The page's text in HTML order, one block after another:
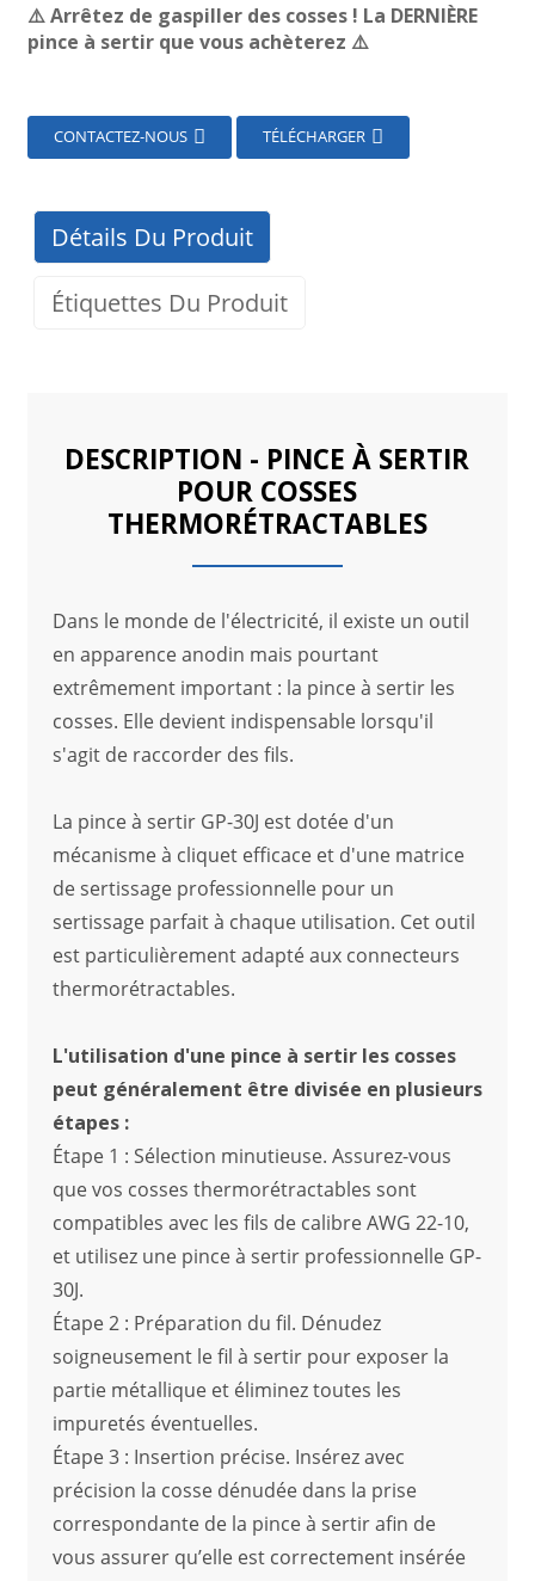
⚠️ Arrêtez de gaspiller des cosses ! La DERNIÈRE
pince à sertir que vous achèterez ⚠️
CONTACTEZ-NOUS TÉLÉCHARGER
Détails Du Produit
Étiquettes Du Produit
DESCRIPTION - PINCE À SERTIR
POUR COSSES
THERMORÉTRACTABLES
Dans le monde de l'électricité, il existe un outil
en apparence anodin mais pourtant
extrêmement important : la pince à sertir les
cosses. Elle devient indispensable lorsqu'il
s'agit de raccorder des fils.
La pince à sertir GP-30J est dotée d'un
mécanisme à cliquet efficace et d'une matrice
de sertissage professionnelle pour un
sertissage parfait à chaque utilisation. Cet outil
est particulièrement adapté aux connecteurs
thermorétractables.
L'utilisation d'une pince à sertir les cosses
peut généralement être divisée en plusieurs
étapes :
Étape 1 : Sélection minutieuse. Assurez-vous
que vos cosses thermorétractables sont
compatibles avec les fils de calibre AWG 22-10,
et utilisez une pince à sertir professionnelle GP-
30J.
Étape 2 : Préparation du fil. Dénudez
soigneusement le fil à sertir pour exposer la
partie métallique et éliminez toutes les
impuretés éventuelles.
Étape 3 : Insertion précise. Insérez avec
précision la cosse dénudée dans la prise
correspondante de la pince à sertir afin de
vous assurer qu’elle est correctement insérée